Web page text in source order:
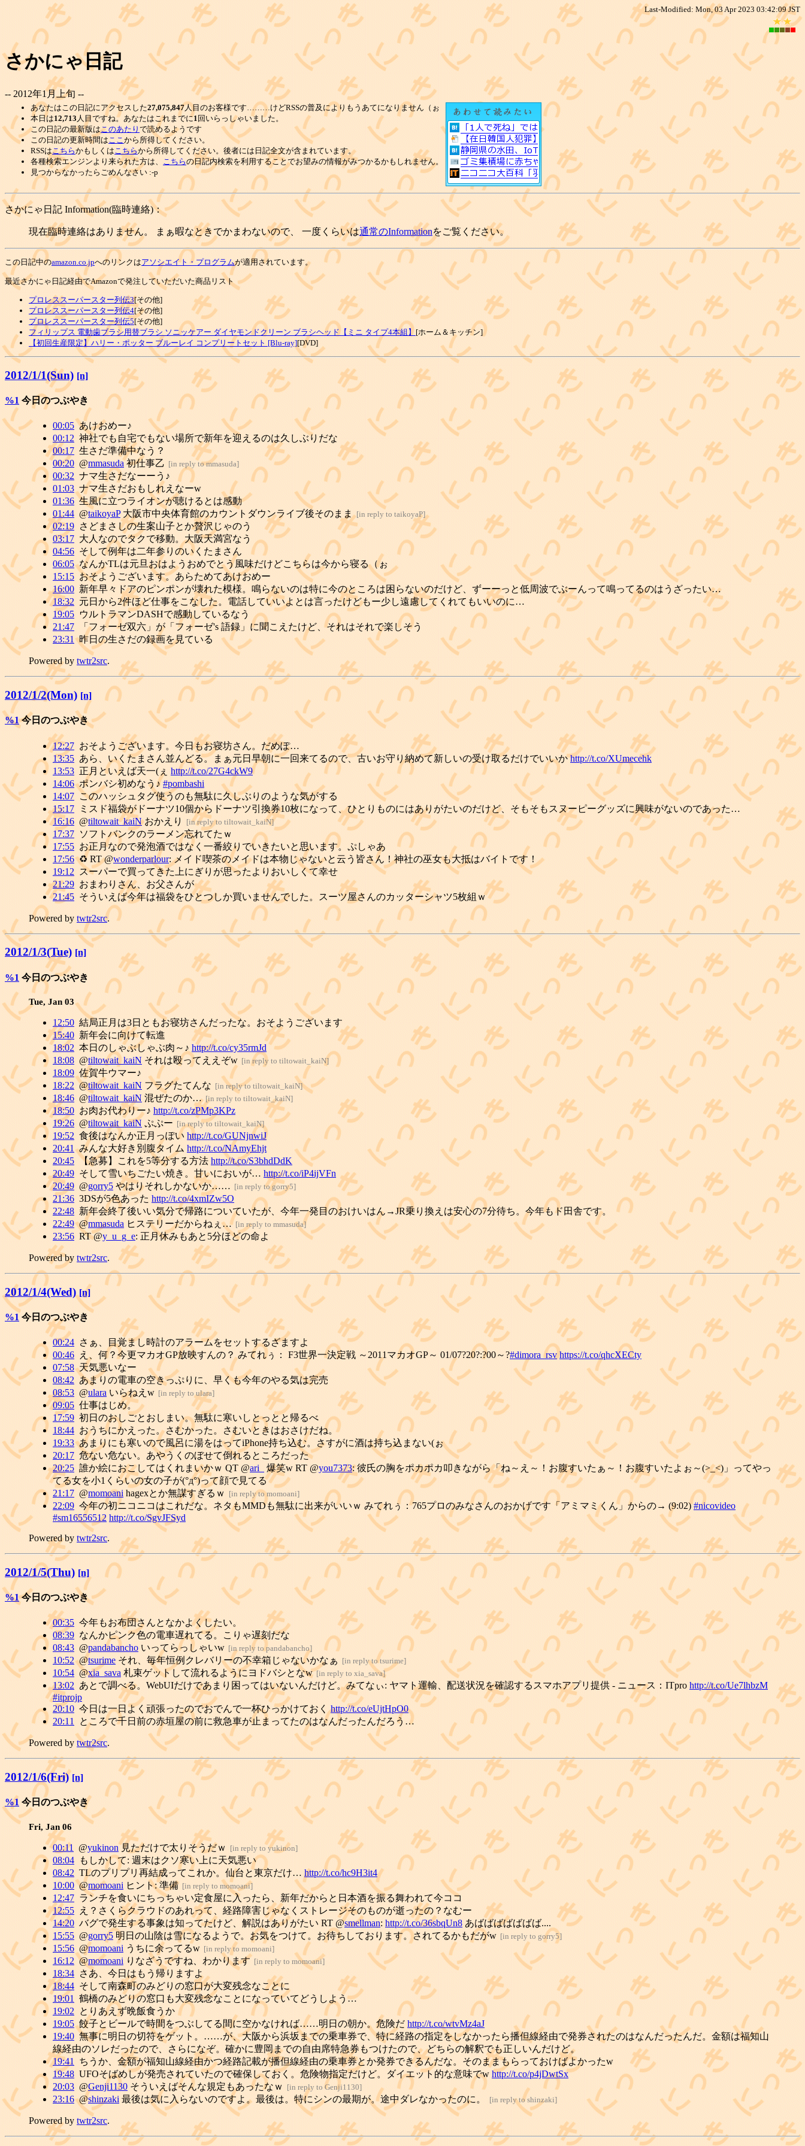
Last-Modified: Mon, 03 Apr 2023 03:42:09 JST
さかにゃ日記
-- 2012年1月上旬 --
あなたはこの日記にアクセスした27,075,847人目のお客様です………けどRSSの普及によりもうあてになりません（ぉ
本日は12,713 人目ですね。あなたはこれまでに1 回いらっしゃいました。
この日記の最新版はこのあたり で読めるようです
この日記の更新時間はここ から所得してください。
RSSはこちらかもしくは こちらから所得してください。後者には日記全文が含まれています。
各種検索エンジンより来られた方は、 こちらの日記内検索を利用することでお望みの情報がみつかるかもしれません。
見つからなかったらごめんなさい :-p
さかにゃ日記 Information(臨時連絡)：
現在臨時連絡はありません。 まぁ暇なときでかまわないので、 一度くらいは通常のInformationをご覧ください。
この日記中のamazon.co.jpへのリンクはアソシエイト・プログラムが適用されています。
最近さかにゃ日記経由でAmazonで発注していただいた商品リスト
プロレススーパースター列伝3[その他]
プロレススーパースター列伝4[その他]
プロレススーパースター列伝5[その他]
フィリップス 電動歯ブラシ用替ブラシ ソニッケアー ダイヤモンドクリーン ブラシヘッド【ミニ タイプ4本組】 [ホーム＆キッチン]
【初回生産限定】ハリー・ポッター ブルーレイ コンプリートセット [Blu-ray][DVD]
2012/1/1(Sun) [n]
%1 今日のつぶやき
00:05 あけおめー♪
00:12 神社でも自宅でもない場所で新年を迎えるのは久しぶりだな
00:17 生さだ準備中なう？
00:20 @mmasuda初仕事乙 [in reply to mmasuda]
00:32 ナマ生さだなーーう♪
01:03 ナマ生さだおもしれえなーw
01:36 生風に立つライオンが聴けるとは感動
01:44 @taikoyaP大阪市中央体育館のカウントダウンライブ後そのまま[in reply to taikoyaP]
02:19 さどまさしの生案山子とか贅沢じゃのう
03:17 大人なのでタクで移動。大阪天満宮なう
04:56 そして例年は二年参りのいくたまさん
06:05 なんかTLは元旦おはようおめでとう風味だけどこちらは今から寝る（ぉ
15:15 おそようございます。あらためてあけおめー
16:00 新年早々ドアのピンポンが壊れた模様。鳴らないのは特に今のところは困らないのだけど、ずーーっと低周波でぶーんって鳴ってるのはうざったい…
18:32 元日から2件ほど仕事をこなした。電話していいよとは言ったけどもー少し遠慮してくれてもいいのに…
19:05 ウルトラマンDASHで感動しているなう
21:47
「フォーゼ双六」が「フォーゼ's 語録」に聞こえたけど、それはそれで楽しそう
23:31 昨日の生さだの録画を見ている
Powered by twtr2src.
2012/1/2(Mon) [n]
%1今日のつぶやき
12:27 おそようございます。今日もお寝坊さん。だめぽ…
13:35 あら、いくたまさん並んどる。まぁ元日早朝に一回来てるので、古いお守り納めて新しいの受け取るだけでいいかhttp://t.co/XUmecehk
13:53 正月といえば天一(ぇ http://t.co/27G4ckW9
14:06 ポンバシ初めなう♪#pombashi
14:07 このハッシュタグ使うのも無駄に久しぶりのような気がする
15:17
ミスド福袋がドーナツ10個からドーナツ引換券10枚になって、ひとりものにはありがたいのだけど、そもそもスヌーピーグッズに興味がないのであった…
16:16 @tiltowait_kaiNおかえり [in reply to tiltowait_kaiN]
17:37 ソフトバンクのラーメン忘れてたｗ
17:55 お正月なので発泡酒ではなく一番絞りでいきたいと思います。ぷしゃあ
17:56 ♻ RT @wonderparlour: メイド喫茶のメイドは本物じゃないと云う皆さん！神社の巫女も大抵はバイトです！
19:12
スーパーで買ってきた上にぎりが思ったよりおいしくて幸せ
21:29 おまわりさん、お父さんが
21:45 そういえば今年は福袋をひとつしか買いませんでした。スーツ屋さんのカッターシャツ5枚組ｗ
Powered by twtr2src.
2012/1/3(Tue) [n]
%1 今日のつぶやき
Tue, Jan 03
12:50 結局正月は3日ともお寝坊さんだったな。おそようございます
15:40 新年会に向けて転進
18:02 本日のしゃぶしゃぶ肉～♪ http://t.co/cy35rmJd
18:08 @tiltowait_kaiN それは殴ってええぞw [in reply to tiltowait_kaiN]
18:09 佐賀牛ウマー♪
18:22 @tiltowait_kaiN フラグたてんな [in reply to tiltowait_kaiN]
18:46 @tiltowait_kaiN 混ぜたのか…[in reply to tiltowait_kaiN]
18:50 お肉お代わりー♪ http://t.co/zPMp3KPz
19:26 @tiltowait_kaiN ぷぷー [in reply to tiltowait_kaiN]
19:52 食後はなんか正月っぽい http://t.co/GUNjnwiJ
20:41
みんな大好き別腹タイム http://t.co/NAmyEhjt
20:45 【急募】これを5等分する方法 http://t.co/S3bhdDdK
20:49 そして雪いちごたい焼き。甘いにおいが… http://t.co/iP4ijVFn
20:49 @gorry5 やはりそれしかないか…… [in reply to gorry5]
21:36 3DSが5色あった http://t.co/4xmIZw5O
22:48 新年会終了後いい気分で帰路についていたが、今年一発目のおけいはん→JR乗り換えは安心の7分待ち。今年もド田舎です。
22:49 @mmasuda ヒステリーだからねぇ…[in reply to mmasuda]
23:56 RT @y_u_g_e: 正月休みもあと5分ほどの命よ
Powered by twtr2src.
2012/1/4(Wed) [n]
%1 今日のつぶやき
00:24 さぁ、目覚まし時計のアラームをセットするざますよ
00:46
え、何？今更マカオGP放映すんの？ みてれぅ： F3世界一決定戦 ～2011マカオGP～ 01/07?20?:?00～?#dimora_rsv https://t.co/qhcXECty
07:58 天気悪いなー
08:42 あまりの電車の空きっぷりに、早くも今年のやる気は完売
08:53 @ulara いらねえw [in reply to ulara]
09:05 仕事はじめ。
17:59 初日のおしごとおしまい。無駄に寒いしとっとと帰るべ
18:44 おうちにかえった。さむかった。さむいときはおさけだね。
19:33 あまりにも寒いので風呂に湯をはってiPhone持ち込む。さすがに酒は持ち込まない(ぉ
20:17 危ない危ない。あやうくのぼせて倒れるところだった
20:25 誰か絵におこしてはくれまいかｗ QT @ari_ 爆笑w RT @you7373: 彼氏の胸をポカポカ叩きながら「ね～え～！お腹すいたぁ～！お腹すいたよぉ～(>_<)」ってやっ
てる女を小1くらいの女の子が(°д°)って顔で見てる
21:17 @momoani hagexとか無謀すぎるｗ [in reply to momoani]
22:09 今年の初ニコニコはこれだな。ネタもMMDも無駄に出来がいいｗ みてれぅ：765プロのみなさんのおかげです「アミマミくん」からの→ (9:02)#nicovideo
#sm16556512 http://t.co/SgvJFSyd
Powered by twtr2src.
2012/1/5(Thu) [n]
%1今日のつぶやき
00:35 今年もお布団さんとなかよくしたい。
08:39 なんかピンク色の電車遅れてる。こりゃ遅刻だな
08:43 @pandabancho いってらっしゃいw [in reply to pandabancho]
10:52 @tsurime それ、毎年恒例クレバリーの不幸箱じゃないかなぁ [in reply to tsurime]
10:54 @xia_sava 札束ゲットして流れるようにヨドバシとなw[in reply to xia_sava]
13:02 あとで調べる。WebUIだけであまり困ってはいないんだけど。みてなぃ: ヤマト運輸、配送状況を確認するスマホアプリ提供 - ニュース：ITpro http://t.co/Ue7lhbzM
#itprojp
20:10 今日は一日よく頑張ったのでおでんで一杯ひっかけておくhttp://t.co/eUjtHpO0
20:11
ところで千日前の赤垣屋の前に救急車が止まってたのはなんだったんだろう…
Powered by twtr2src.
2012/1/6(Fri) [n]
%1 今日のつぶやき
Fri, Jan 06
00:11 @yukinon見ただけで太りそうだｗ [in reply to yukinon]
08:04
もしかして: 週末はクソ寒い上に天気悪い
08:42 TLのプリプリ再結成ってこれか。仙台と東京だけ… http://t.co/hc9H3it4
10:00 @momoani ヒント: 準備[in reply to momoani]
12:47 ランチを食いにちっちゃい定食屋に入ったら、新年だからと日本酒を振る舞われて今ココ
12:55
え？さくらクラウドのあれって、経路障害じゃなくストレージそのものが逝ったの？なむー
14:20 バグで発生する事象は知ってたけど、解説はありがたい RT @smellman: http://t.co/36sbqUn8 あばばばばばばば....
15:55 @gorry5 明日の山陰は雪になるようで。お気をつけて。お待ちしております。されてるかもだがw [in reply to gorry5]
15:56 @momoani うちに余ってるw [in reply to momoani]
16:12 @momoani りなざうですね、わかります [in reply to momoani]
18:34 さあ、今日はもう帰りますよ
18:44 そして南森町のみどりの窓口が大変残念なことに
19:01
鶴橋のみどりの窓口も大変残念なことになっていてどうしよう…
19:02
とりあえず晩飯食うか
19:05 餃子とビールで時間をつぶしてる間に空かなければ……明日の朝か。危険だ http://t.co/wtvMz4aJ
19:40 無事に明日の切符をゲット。……が、大阪から浜坂までの乗車券で、特に経路の指定をしなかったら播但線経由で発券されたのはなんだったんだ。金額は福知山
線経由のソレだったので、さらになぞ。確かに豊岡までの自由席特急券もつけたので、どちらの解釈でも正しいんだけど。
19:41
ちうか、金額が福知山線経由かつ経路記載が播但線経由の乗車券とか発券できるんだな。そのままもらっておけばよかったw
19:48 UFOそばめしが発売されていたので確保しておく。危険物指定だけど。ダイエット的な意味でw http://t.co/p4jDwtSx
20:03 @Genji1130 そういえばそんな規定もあったなｗ [in reply to Genji1130]
23:16 @shinzaki 最後は気に入らないのですよ。最後は。特にシンの最期が。途中ダレなかったのに。 [in reply to shinzaki]
Powered by twtr2src.